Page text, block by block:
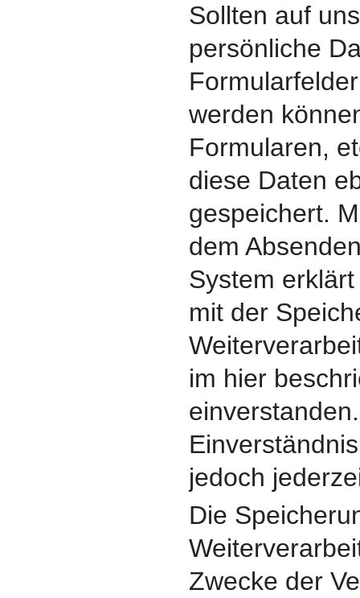
Sollten auf
persönliche
werden
Formularen,
diese Daten
gespeichert.
dem
System
mit der
im hier
jedoch
Die
Zwecke der